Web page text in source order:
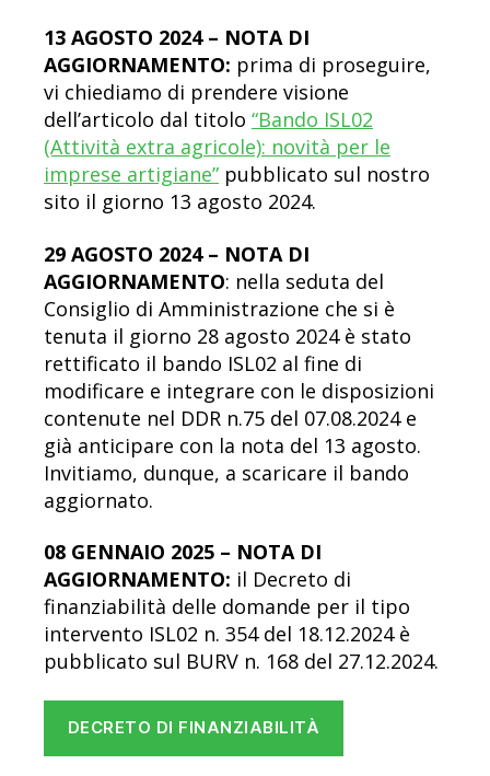
13 AGOSTO 2024 – NOTA DI
AGGIORNAMENTO: prima di proseguire,
vi chiediamo di prendere visione
dell’articolo dal titolo “Bando ISL02
(Attività extra agricole): novità per le
imprese artigiane” pubblicato sul nostro
sito il giorno 13 agosto 2024.
29 AGOSTO 2024 – NOTA DI
AGGIORNAMENTO: nella seduta del
Consiglio di Amministrazione che si è
tenuta il giorno 28 agosto 2024 è stato
rettificato il bando ISL02 al fine di
modificare e integrare con le disposizioni
contenute nel DDR n.75 del 07.08.2024 e
già anticipare con la nota del 13 agosto.
Invitiamo, dunque, a scaricare il bando
aggiornato.
08 GENNAIO 2025 – NOTA DI
AGGIORNAMENTO: il Decreto di
finanziabilità delle domande per il tipo
intervento ISL02 n. 354 del 18.12.2024 è
pubblicato sul BURV n. 168 del 27.12.2024.
DECRETO DI FINANZIABILITÀ